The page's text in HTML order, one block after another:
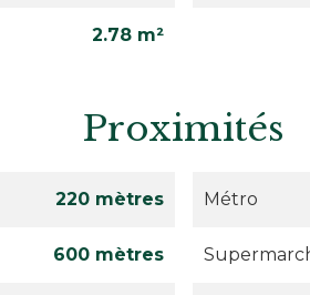
2.78 m²
Proximités
220 mètres Métro
600 mètres